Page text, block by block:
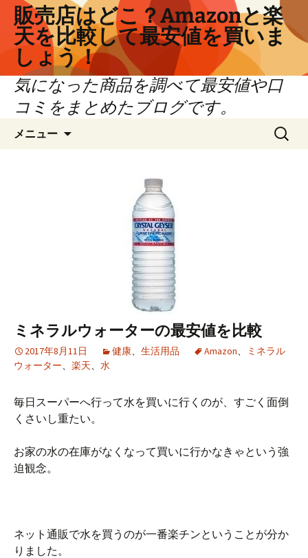
ツ
販売店はどこ？Amazonと楽
天を比較して最安値を買いま
しょう！
気になった商品を調べて最安値や口
コミをまとめたブログです。
メニュー
検
索:
ミネラルウォーターの最安値を比較
2017年8月11日 健康、 生活用品 Amazon、
ミネラル
ウォーター、 楽天、 水
毎日スーパーへ行って水を買いに行くのが、すごく面倒
くさいし重たい。
お家の水の在庫がなくなって買いに行かなきゃという強
迫観念。
ネット通販で水を買うのが一番楽チンということが分か
りました。